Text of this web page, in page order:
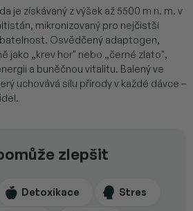
je získávaný z výšek až 5500 m n. m. v
mikronizovaný pro nejčistší
Osvědčený adaptogen,
jako „krev hor" nebo „černé zlato",
a buněčnou vitalitu. Balený ve
uchovává sílu přírody v každé dávce –
mikronizace a filtrace pro
zlepšit
Detoxikace Stres